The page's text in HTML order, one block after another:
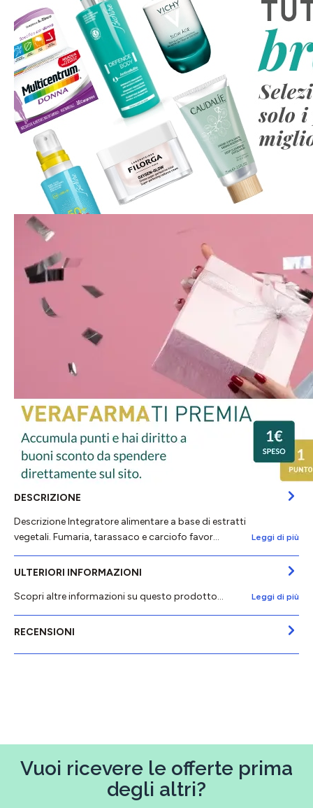
DESCRIZIONE
Descrizione Integratore alimentare a base di estratti
vegetali. Fumaria, tarassaco e carciofo favor…
Leggi di più
ULTERIORI INFORMAZIONI
Scopri altre informazioni su questo prodotto...
Leggi di più
RECENSIONI
Vuoi ricevere le offerte prima
degli altri?